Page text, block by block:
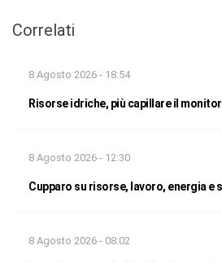
Correlati
8 Agosto 2026 - 18:54
Risorse idriche, più capillare il
8 Agosto 2026 - 12:30
Cupparo su risorse, lavoro, energia e
8 Agosto 2026 - 08:02